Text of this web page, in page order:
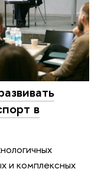
в
и комплексных